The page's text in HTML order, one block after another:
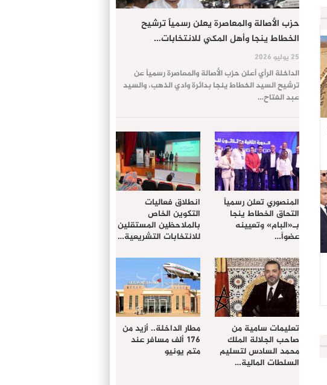
حزب الأصالة والمعاصرة يعلن رسمياً ترشيح
الخطاط ينجا وأهل المكي للانتخابات…
25 يوليو 2026
الداخلة الرأي أعلن حزب الأصالة والمعاصرة رسمياً عن
ترشيح السيد الخطاط ينجا بدائرة وادي الذهب، والسيد
عبد الفتاح…
المنصوري تعلن رسمياً
التحاق الخطاط ينجا
بـ«البام» وتعيينه
عضواً…
انطلاق فعاليات
التكوين الخاص
بالملاحظين المستقلين
للانتخابات التشريعية…
تعليمات سامية من
صاحب الجلالة الملك
محمد السادس لتسليم
السلطات المالية…
مطار الداخلة.. أزيد من
176 ألف مسافر عند
متم يونيو